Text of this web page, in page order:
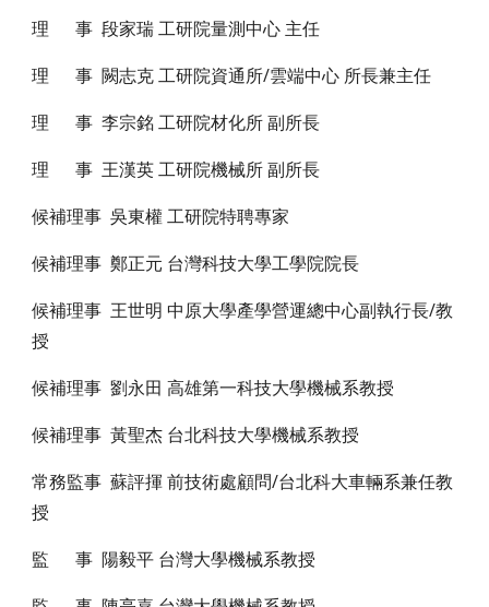
理 事 段家瑞 工研院量測中心 主任
理 事 闕志克 工研院資通所/雲端中心 所長兼主任
理 事 李宗銘 工研院材化所 副所長
理 事 王漢英 工研院機械所 副所長
候補理事 吳東權 工研院特聘專家
候補理事 鄭正元 台灣科技大學工學院院長
候補理事 王世明 中原大學產學營運總中心副執行長/教
授
候補理事 劉永田 高雄第一科技大學機械系教授
候補理事 黃聖杰 台北科技大學機械系教授
常務監事 蘇評揮 前技術處顧問/台北科大車輛系兼任教
授
監 事 陽毅平 台灣大學機械系教授